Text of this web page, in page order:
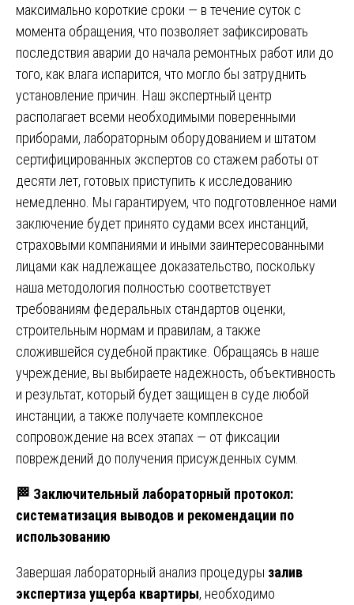
максимально короткие сроки — в течение суток с
момента обращения, что позволяет зафиксировать
последствия аварии до начала ремонтных работ или до
того, как влага испарится, что могло бы затруднить
установление причин. Наш экспертный центр
располагает всеми необходимыми поверенными
приборами, лабораторным оборудованием и штатом
сертифицированных экспертов со стажем работы от
десяти лет, готовых приступить к исследованию
немедленно. Мы гарантируем, что подготовленное нами
заключение будет принято судами всех инстанций,
страховыми компаниями и иными заинтересованными
лицами как надлежащее доказательство, поскольку
наша методология полностью соответствует
требованиям федеральных стандартов оценки,
строительным нормам и правилам, а также
сложившейся судебной практике. Обращаясь в наше
учреждение, вы выбираете надежность, объективность
и результат, который будет защищен в суде любой
инстанции, а также получаете комплексное
сопровождение на всех этапах — от фиксации
повреждений до получения присужденных сумм.
🏁 Заключительный лабораторный протокол:
систематизация выводов и рекомендации по
использованию
Завершая лабораторный анализ процедуры залив
экспертиза ущерба квартиры, необходимо